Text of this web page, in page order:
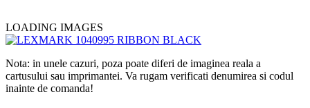
LOADING IMAGES
Nota: in unele cazuri, poza poate diferi de imaginea reala a
cartusului sau imprimantei. Va rugam verificati denumirea si codul
inainte de comanda!